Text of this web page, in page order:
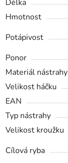
Délka
Hmotnost
Potápivost
Ponor
Materiál nástrahy
Velikost háčku
EAN
Typ nástrahy
Velikost kroužku
Cílová ryba